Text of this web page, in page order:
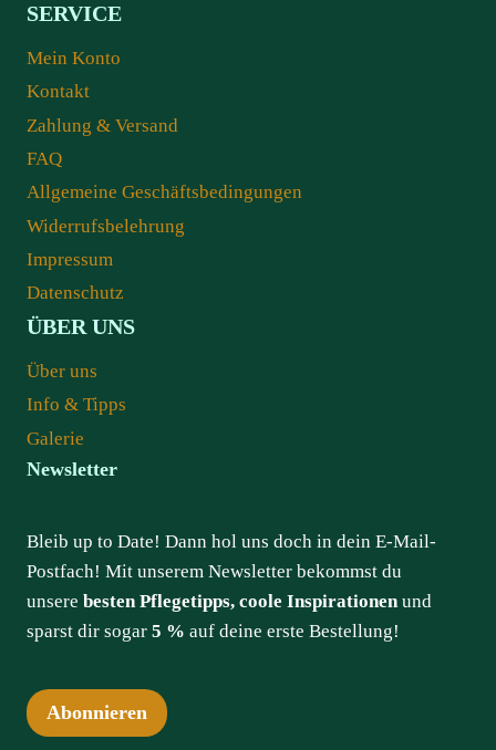
SERVICE
Mein Konto
Kontakt
Zahlung & Versand
FAQ
Allgemeine Geschäftsbedingungen
Widerrufsbelehrung
Impressum
Datenschutz
ÜBER UNS
Über uns
Info & Tipps
Galerie
Newsletter
Bleib up to Date! Dann hol uns doch in dein E-Mail-
Postfach! Mit unserem Newsletter bekommst du
unsere besten Pflegetipps, coole Inspirationenund
sparst dir sogar 5 % auf deine erste Bestellung!
Abonnieren